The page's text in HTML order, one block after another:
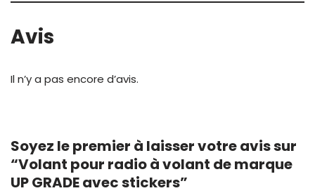
Avis
Il n’y a pas encore d’avis.
Soyez le premier à laisser votre avis sur
“Volant pour radio à volant de marque
UP GRADE avec stickers”